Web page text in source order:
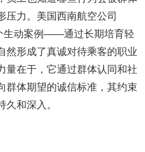
压力。美国西南航空公司
生动案例——通过长期培育轻
然形成了真诚对待乘客的职业
量在于，它通过群体认同和社
群体期望的诚信标准，其约束
和深入。